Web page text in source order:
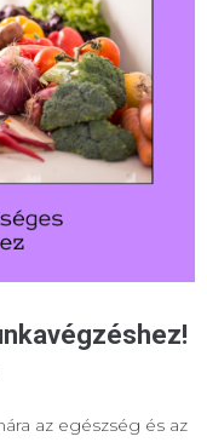
az egészség és az